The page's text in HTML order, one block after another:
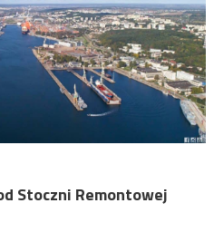
Stoczni Remontowej